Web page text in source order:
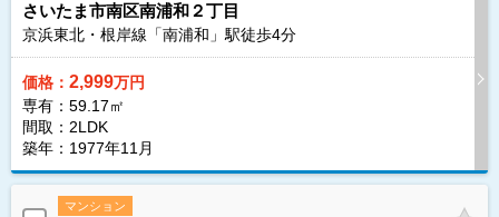
さいたま市南区南浦和２丁目
京浜東北・根岸線「南浦和」駅徒歩4分
価格： 2,999万円
専有：59.17㎡
間取：2LDK
築年：1977年11月
マンション